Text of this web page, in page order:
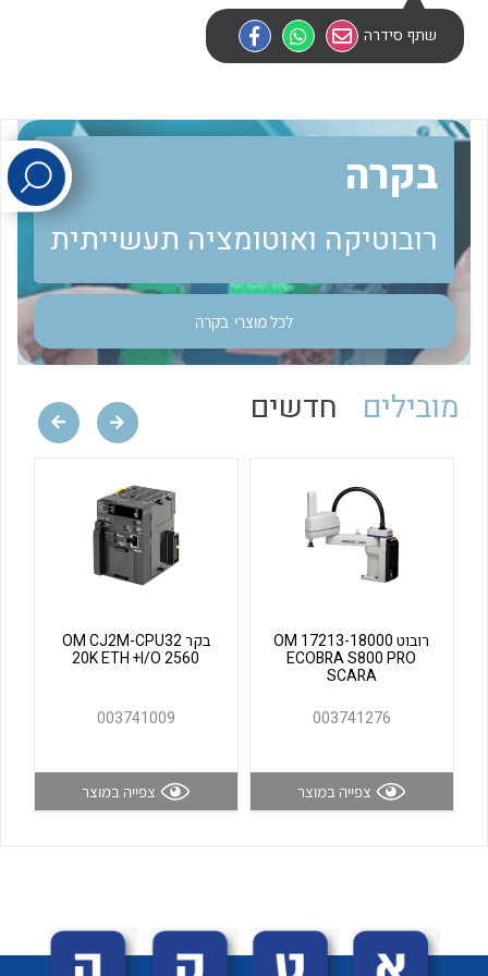
לכל מוצרי היצרן
לכל מוצרי היצרן לכל מוצרי היצרן
שתף סידרה
בקרה
רובוטיקה ואוטומציה תעשייתית
לכל מוצרי בקרה
מובילים חדשים
רובוט OM 17213-18000
ECOBRA S800 PRO
SCARA
003741276
צפייה במוצר
בקר OM CJ2M-CPU32
20K ETH +I/O 2560
003741009
צפייה במוצר